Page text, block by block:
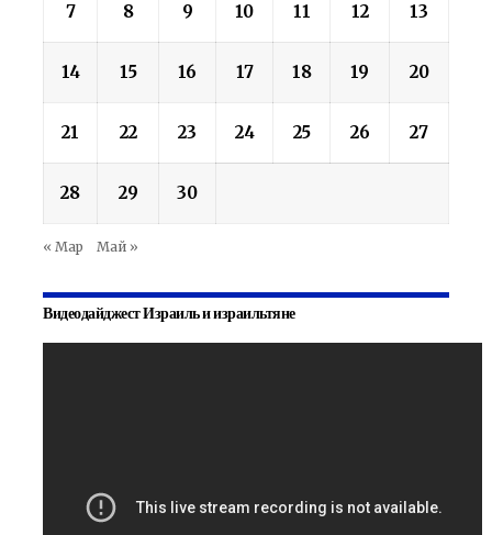
7 8 9 10 11 12 13
14 15 16 17 18 19 20
21 22 23 24 25 26 27
28 29 30
« Мар Май »
Видеодайджест Израиль и израильтяне